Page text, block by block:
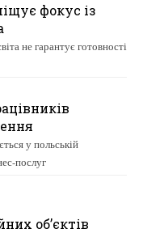
фокус із
не гарантує готовності
у польській
послуг
об’єктів